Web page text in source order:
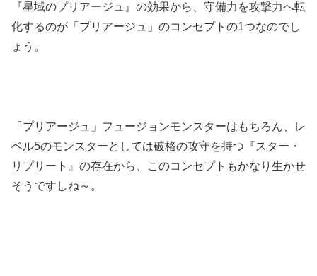
『星域のプリアージュ』の効果から、守備力を攻撃力へ転
化するのが「プリアージュ」のコンセプトの1つなのでし
ょう。
「プリアージュ」フュージョンモンスターはもちろん、レ
ベル5のモンスターとしては破格の攻守を持つ『スター・
リプリート』の存在から、このコンセプトもかなり生かせ
そうですしね～。